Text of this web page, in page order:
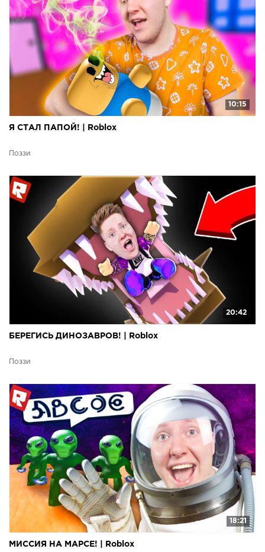
10:15
Я СТАЛ ПАПОЙ! | Roblox
Поззи
20:42
БЕРЕГИСЬ ДИНОЗАВРОВ! | Roblox
Поззи
18:21
МИССИЯ НА МАРСЕ! | Roblox